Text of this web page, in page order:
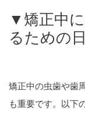
▼矯正中
るための
矯正中の虫歯や歯
も重要です。以下